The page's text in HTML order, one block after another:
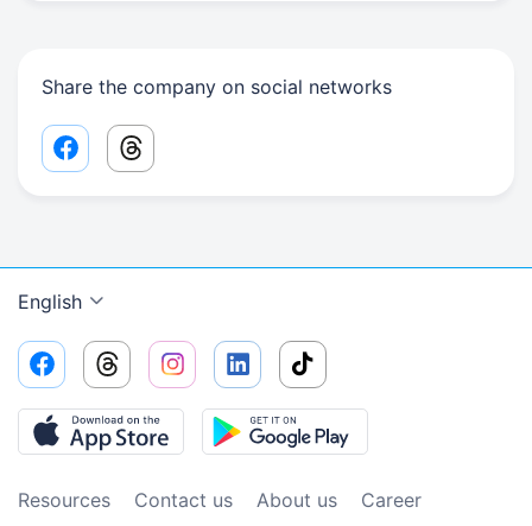
Share the company on social networks
Facebook share link
Threads share link
English
Resources Contact us About us
Сareer